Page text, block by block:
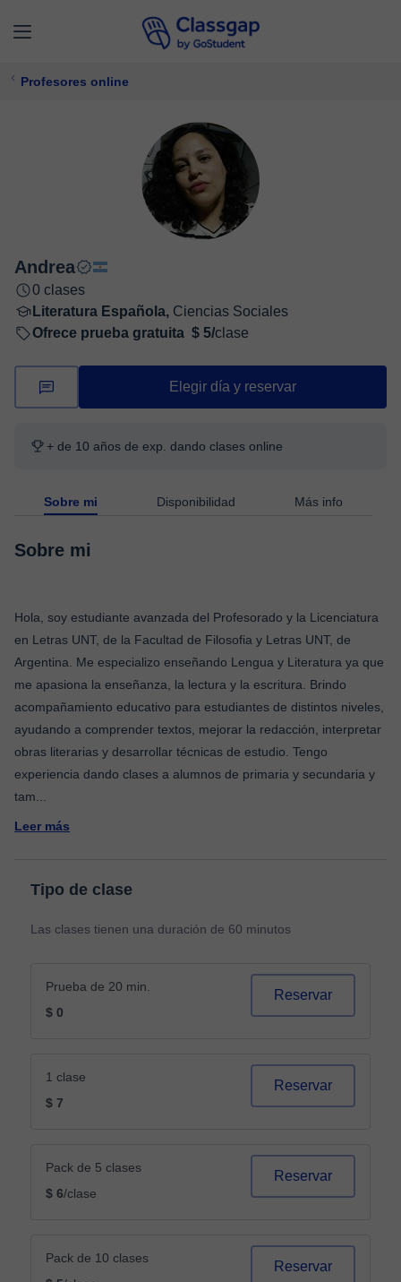
Profesores online
Andrea
0 clases
Literatura Española, Ciencias Sociales
Ofrece prueba gratuita $ 5/clase
Elegir día y reservar
+ de 10 años de exp. dando clases online
Sobre mi Disponibilidad Más info
Sobre mi
Hola, soy estudiante avanzada del Profesorado y la Licenciatura
en Letras UNT, de la Facultad de Filosofia y Letras UNT, de
Argentina. Me especializo enseñando Lengua y Literatura ya que
me apasiona la enseñanza, la lectura y la escritura. Brindo
acompañamiento educativo para estudiantes de distintos niveles,
ayudando a comprender textos, mejorar la redacción, interpretar
obras literarias y desarrollar técnicas de estudio. Tengo
experiencia dando clases a alumnos de primaria y secundaria y
tam
Leer más
Tipo de clase
Las clases tienen una duración de 60 minutos
Prueba de 20 min.
$ 0
Reservar
1 clase
$ 7
Reservar
Pack de 5 clases
$ 6/clase
Reservar
Pack de 10 clases
Reservar